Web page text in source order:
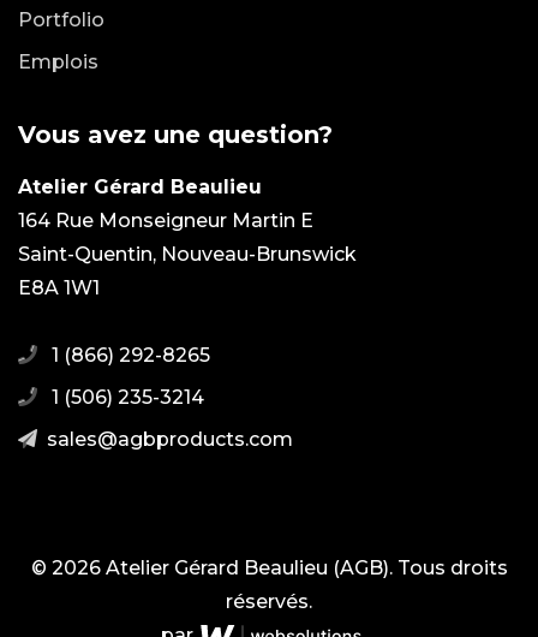
Portfolio
Emplois
Vous avez une question?
Atelier Gérard Beaulieu
164 Rue Monseigneur Martin E
Saint-Quentin, Nouveau-Brunswick
E8A 1W1
1 (866) 292-8265
1 (506) 235-3214
moc.stcudorpbga@selas
© 2026 Atelier Gérard Beaulieu (AGB). Tous droits
réservés.